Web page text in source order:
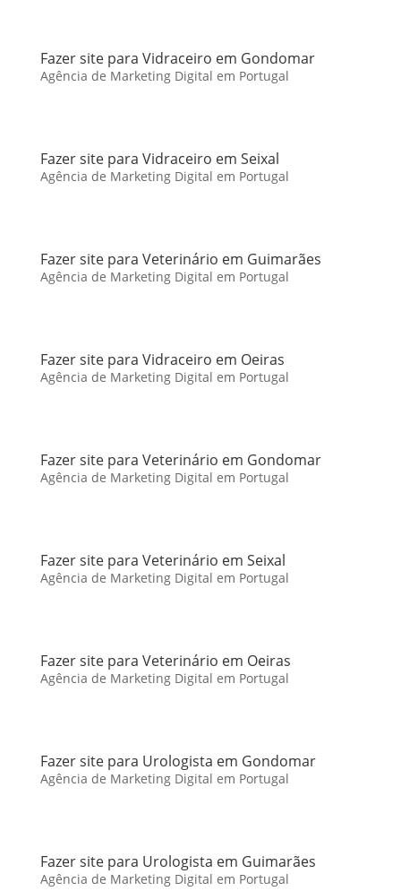
Fazer site para Vidraceiro em Gondomar
Agência de Marketing Digital em Portugal
Fazer site para Vidraceiro em Seixal
Agência de Marketing Digital em Portugal
Fazer site para Veterinário em Guimarães
Agência de Marketing Digital em Portugal
Fazer site para Vidraceiro em Oeiras
Agência de Marketing Digital em Portugal
Fazer site para Veterinário em Gondomar
Agência de Marketing Digital em Portugal
Fazer site para Veterinário em Seixal
Agência de Marketing Digital em Portugal
Fazer site para Veterinário em Oeiras
Agência de Marketing Digital em Portugal
Fazer site para Urologista em Gondomar
Agência de Marketing Digital em Portugal
Fazer site para Urologista em Guimarães
Agência de Marketing Digital em Portugal